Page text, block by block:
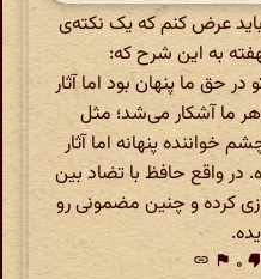
عرض کنم که یک نکته‌ی
به این شرح که:
حق ما پنهان بود اما آثار
ما آشکار می‌شد؛ مثل
پنهانه اما آثار
واقع حافظ با تضاد بین
کرده و چنین مضمونی رو
۰ flag
link